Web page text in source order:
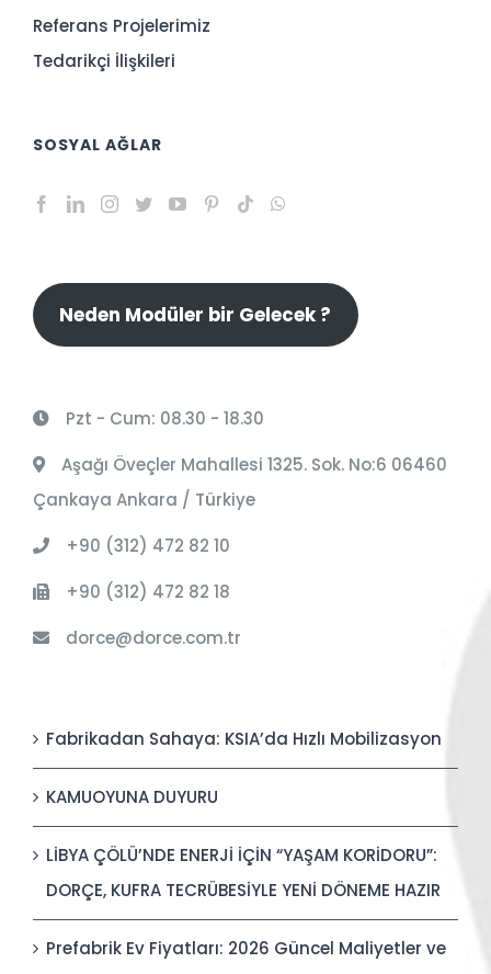
Referans Projelerimiz
Tedarikçi İlişkileri
SOSYAL AĞLAR
Neden Modüler bir Gelecek ?
Pzt - Cum: 08.30 - 18.30
Aşağı Öveçler Mahallesi 1325. Sok. No:6 06460
Çankaya Ankara / Türkiye
+90 (312) 472 82 10
+90 (312) 472 82 18
dorce@dorce.com.tr
Fabrikadan Sahaya: KSIA’da Hızlı Mobilizasyon
KAMUOYUNA DUYURU
LİBYA ÇÖLÜ’NDE ENERJİ İÇİN “YAŞAM KORİDORU”:
DORÇE, KUFRA TECRÜBESİYLE YENİ DÖNEME HAZIR
Prefabrik Ev Fiyatları: 2026 Güncel Maliyetler ve